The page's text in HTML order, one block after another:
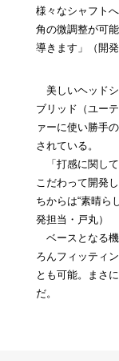
様々なシャフト
角の微調整が可
導きます」（開発
美しいヘッドシ
ブリッド（ユー
ァーに使い勝手
されている。
「打感に関して
こだわって開発
ちからは“素晴ら
発担当・戸丸）
ベースとなる機
ろんフィッティ
とも可能。まさ
だ。